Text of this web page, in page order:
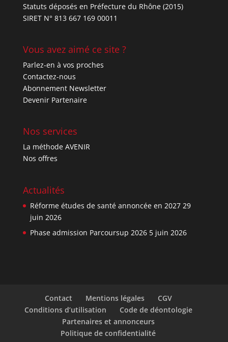
Statuts déposés en Préfecture du Rhône (2015)
SIRET N° 813 667 169 00011
Vous avez aimé ce site ?
Parlez-en à vos proches
Contactez-nous
Abonnement Newsletter
Devenir Partenaire
Nos services
La méthode AVENIR
Nos offres
Actualités
Réforme études de santé annoncée en 2027 29
juin 2026
Phase admission Parcoursup 2026 5 juin 2026
Contact Mentions légales
CGV
Conditions d’utilisation
Code de déontologie
Partenaires et annonceurs
Politique de confidentialité